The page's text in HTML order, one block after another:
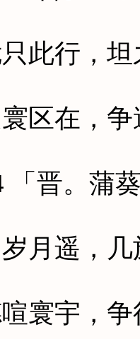
行，坦
在，争
晋。蒲葵
遥，几
宇，争